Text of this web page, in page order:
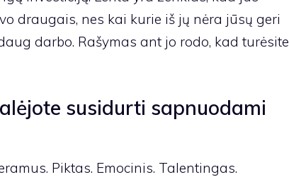
draugais, nes kai kurie iš jų nėra jūsų geri
darbo. Rašymas ant jo rodo, kad turėsite
susidurti sapnuodami
Piktas. Emocinis. Talentingas.